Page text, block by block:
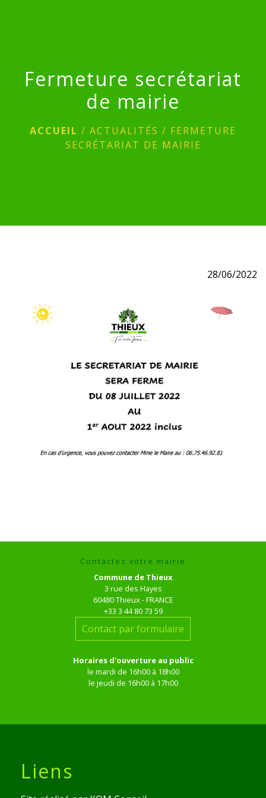
Fermeture secrétariat
de mairie
ACCUEIL / ACTUALITÉS / FERMETURE
SECRÉTARIAT DE MAIRIE
28/06/2022
Contactez votre mairie
Commune de Thieux
3 rue des Hayes
60480 Thieux - FRANCE
+33 3 44 80 73 59
Contact par formulaire
Horaires d'ouverture au public
le mardi de 16h00 à 18h00
le jeudi de 16h00 à 17h00
Liens